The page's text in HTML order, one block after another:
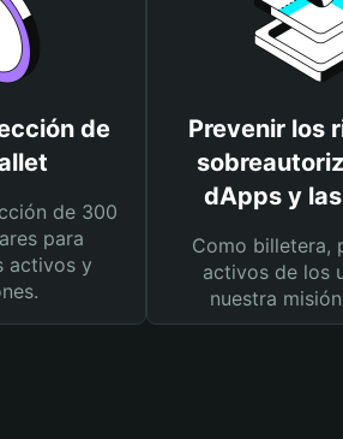
de
de 300
para
activos y
Prevenir los
dApps y
Como billetera,
activos de los
nuestra